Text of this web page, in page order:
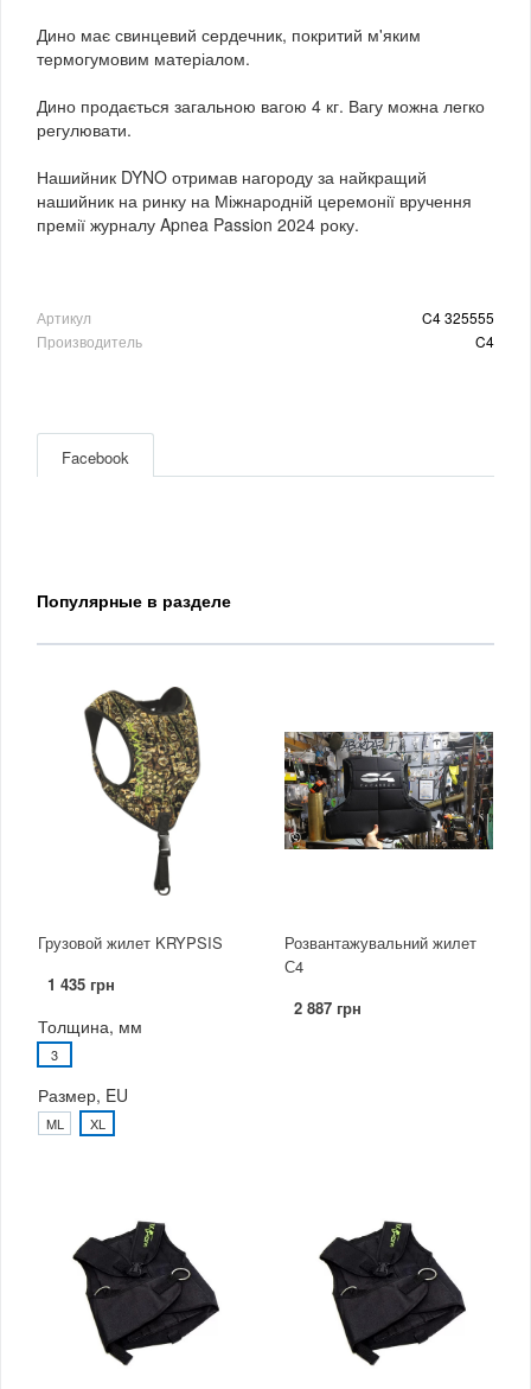
Дино має свинцевий сердечник, покритий м'яким
термогумовим матеріалом.
Дино продається загальною вагою 4 кг. Вагу можна легко
регулювати.
Нашийник DYNO отримав нагороду за найкращий
нашийник на ринку на Міжнародній церемонії вручення
премії журналу Apnea Passion 2024 року.
Артикул
C4 325555
Производитель
C4
Facebook
Популярные в разделе
Грузовой жилет KRYPSIS
1 435 грн
Толщина, мм
3
Размер, EU
ML XL
Розвантажувальний жилет
С4
2 887 грн